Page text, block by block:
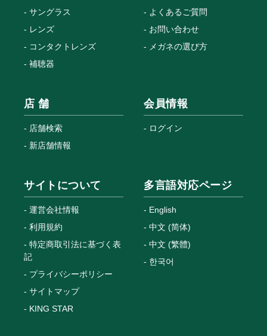
サングラス
レンズ
コンタクトレンズ
補聴器
よくあるご質問
お問い合わせ
メガネの選び方
店 舗
店舗検索
新店舗情報
会員情報
ログイン
サイトについて
運営会社情報
利用規約
特定商取引法に基づく表
記
プライバシーポリシー
サイトマップ
KING STAR
多言語対応ページ
English
中文 (简体)
中文 (繁體)
한국어